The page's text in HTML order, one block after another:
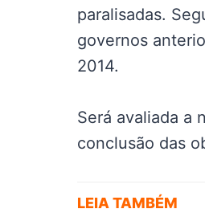
paralisadas.
governos
2014.
Será avaliada a
conclusão das
LEIA TAMBÉM